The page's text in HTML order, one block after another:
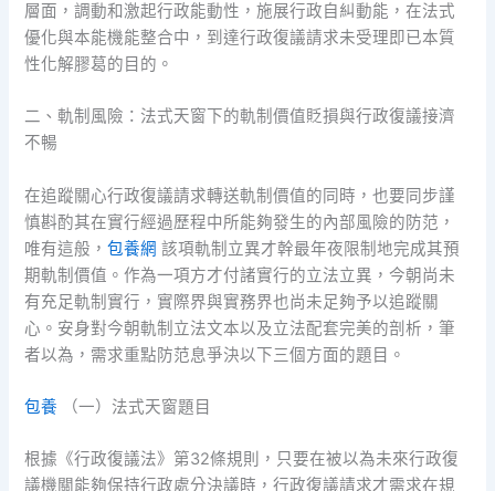
層面，調動和激起行政能動性，施展行政自糾動能，在法式
優化與本能機能整合中，到達行政復議請求未受理即已本質
性化解膠葛的目的。
二、軌制風險：法式天窗下的軌制價值貶損與行政復議接濟
不暢
在追蹤關心行政復議請求轉送軌制價值的同時，也要同步謹
慎斟酌其在實行經過歷程中所能夠發生的內部風險的防范，
唯有這般，包養網 該項軌制立異才幹最年夜限制地完成其預
期軌制價值。作為一項方才付諸實行的立法立異，今朝尚未
有充足軌制實行，實際界與實務界也尚未足夠予以追蹤關
心。安身對今朝軌制立法文本以及立法配套完美的剖析，筆
者以為，需求重點防范息爭決以下三個方面的題目。
包養 （一）法式天窗題目
根據《行政復議法》第32條規則，只要在被以為未來行政復
議機關能夠保持行政處分決議時，行政復議請求才需求在規